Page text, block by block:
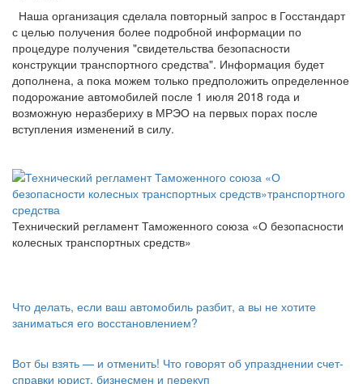
Наша организация сделала повторный запрос в Госстандарт
с целью получения более подробной информации по
процедуре получения "свидетельства безопасности
конструкции транспортного средства". Информация будет
дополнена, а пока можем только предположить определенное
подорожание автомобилей после 1 июля 2018 года и
возможную неразбериху в МРЭО на первых порах после
вступления изменений в силу.
Технический регламент Таможенного союза «О безопасности
колесных транспортных средств»
Что делать, если ваш автомобиль разбит, а вы не хотите
заниматься его восстановлением?
Вот бы взять — и отменить! Что говорят об упразднении счет-
справки юрист, бизнесмен и перекуп